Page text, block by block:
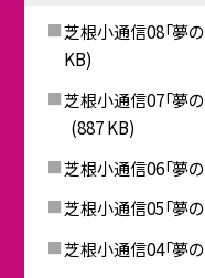
芝根小通信08「夢
KB)
芝根小通信07「夢
(887 KB)
芝根小通信06「夢の
芝根小通信05「夢の
芝根小通信04「夢の